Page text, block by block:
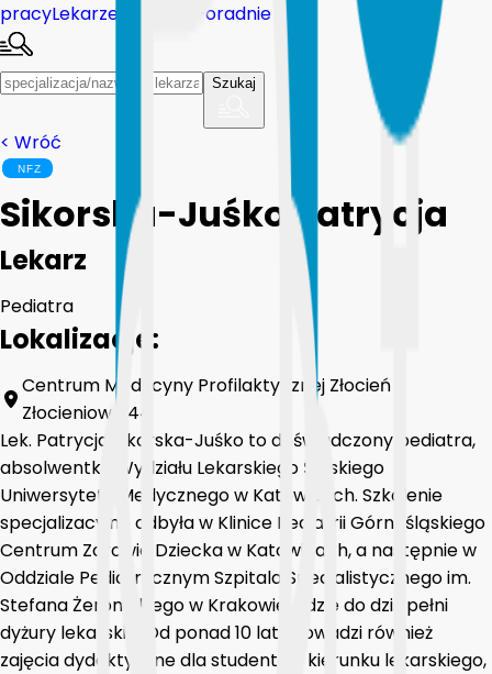
pracyLekarze Poradnie
Szukaj
< Wróć
Sikorska-Juśko Patrycja
Lekarz
Pediatra
Lokalizacje:
Centrum Medycyny Profilaktycznej Złocień
Złocieniowa 44
Lek. Patrycja Sikorska-Juśko to doświadczony pediatra,
absolwentka Wydziału Lekarskiego Śląskiego
Uniwersytetu Medycznego w Katowicach. Szkolenie
specjalizacyjne odbyła w Klinice Pediatrii Górnośląskiego
Centrum Zdrowia Dziecka w Katowicach, a następnie w
Oddziale Pediatrycznym Szpitala Specjalistycznego im.
Stefana Żeromskiego w Krakowie, gdzie do dziś pełni
dyżury lekarskie. Od ponad 10 lat prowadzi również
zajęcia dydaktyczne dla studentów kierunku lekarskiego,